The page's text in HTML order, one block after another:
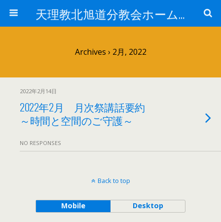
天理教北旭道分教会ホームページ
Archives › 2月, 2022
2022年2月14日
2022年2月 月次祭講話要約
～時間と空間のご守護～
NO RESPONSES
Back to top
Mobile Desktop